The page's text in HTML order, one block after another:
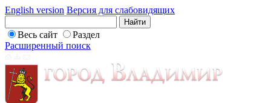
English version Версия для слабовидящих
Весь сайт
Раздел
Расширенный поиск